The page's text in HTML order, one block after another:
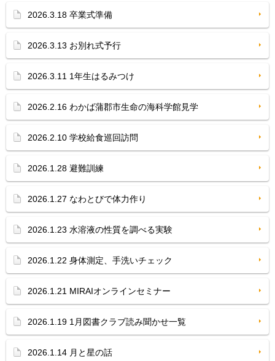
2026.3.18 卒業式準備
2026.3.13 お別れ式予行
2026.3.11 1年生はるみつけ
2026.2.16 わかば蒲郡市生命の海科学館見学
2026.2.10 学校給食巡回訪問
2026.1.28 避難訓練
2026.1.27 なわとびで体力作り
2026.1.23 水溶液の性質を調べる実験
2026.1.22 身体測定、手洗いチェック
2026.1.21 MIRAIオンラインセミナー
2026.1.19 1月図書クラブ読み聞かせ一覧
2026.1.14 月と星の話